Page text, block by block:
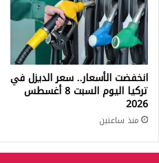
انخفضت الأسعار.. سعر الديزل في
تركيا اليوم السبت 8 أغسطس
2026
منذ ساعتين